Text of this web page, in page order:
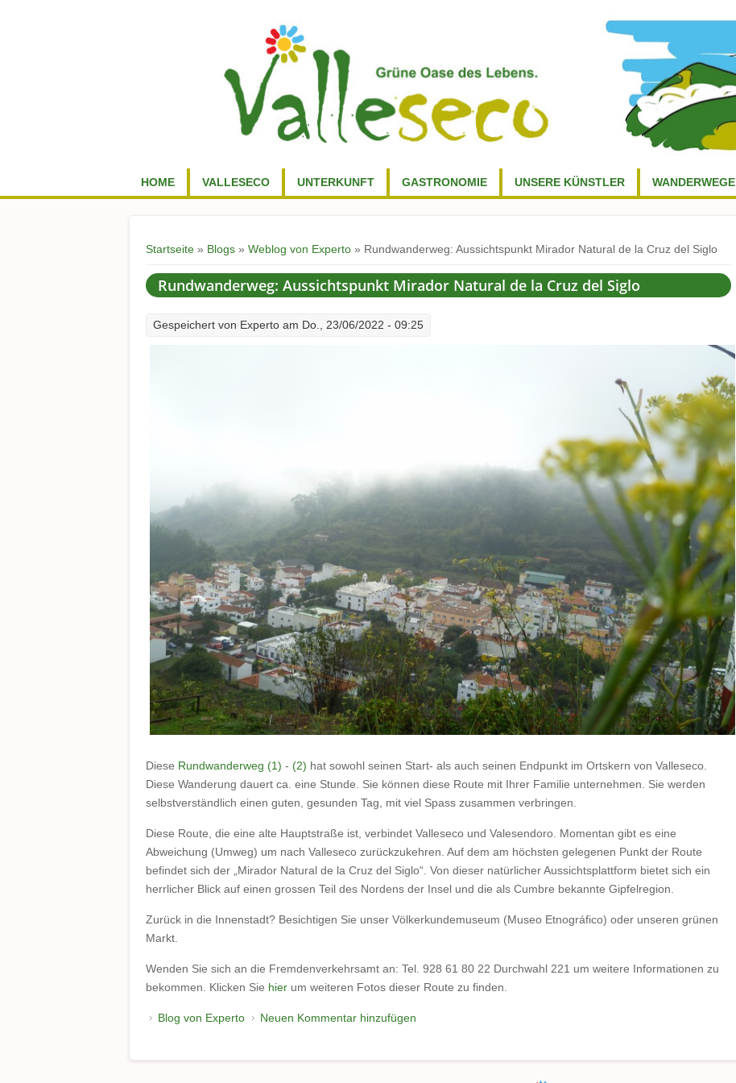
HOME VALLESECO UNTERKUNFT GASTRONOMIE UNSERE KÜNSTLER WANDERWEGE
Sie sind hier
Startseite » Blogs » Weblog von Experto » Rundwanderweg: Aussichtspunkt Mirador Natural de la Cruz del Siglo
Rundwanderweg: Aussichtspunkt Mirador Natural de la Cruz del Siglo
Gespeichert von Experto am Do., 23/06/2022 - 09:25
Diese Rundwanderweg (1) - (2) hat sowohl seinen Start- als auch seinen Endpunkt im Ortskern von Valleseco.
Diese Wanderung dauert ca. eine Stunde. Sie können diese Route mit Ihrer Familie unternehmen. Sie werden
selbstverständlich einen guten, gesunden Tag, mit viel Spass zusammen verbringen.
Diese Route, die eine alte Hauptstraße ist, verbindet Valleseco und Valesendoro. Momentan gibt es eine
Abweichung (Umweg) um nach Valleseco zurückzukehren. Auf dem am höchsten gelegenen Punkt der Route
befindet sich der „Mirador Natural de la Cruz del Siglo“. Von dieser natürlicher Aussichtsplattform bietet sich ein
herrlicher Blick auf einen grossen Teil des Nordens der Insel und die als Cumbre bekannte Gipfelregion.
Zurück in die Innenstadt? Besichtigen Sie unser Völkerkundemuseum (Museo Etnográfico) oder unseren grünen
Markt.
Wenden Sie sich an die Fremdenverkehrsamt an: Tel. 928 61 80 22 Durchwahl 221 um weitere Informationen zu
bekommen. Klicken Sie hier um weiteren Fotos dieser Route zu finden.
Blog von Experto Neuen Kommentar hinzufügen